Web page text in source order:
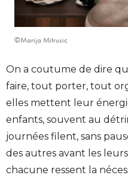
©Marija Mitrusic
On a coutume de dire
faire, tout porter, tout
elles mettent leur
enfants, souvent au
journées filent, sans
des autres avant les
chacune ressent la